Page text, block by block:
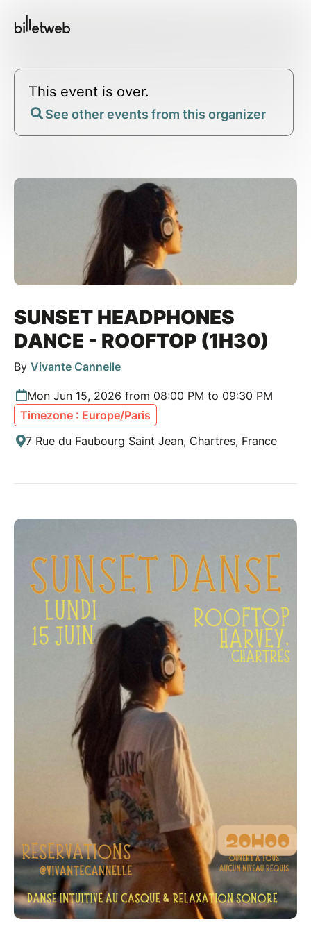
This event is over.
See other events from this organizer
SUNSET HEADPHONES
DANCE - ROOFTOP (1H30)
By Vivante Cannelle
Mon Jun 15, 2026 from 08:00 PM to 09:30 PM
Timezone : Europe/Paris
7 Rue du Faubourg Saint Jean, Chartres, France